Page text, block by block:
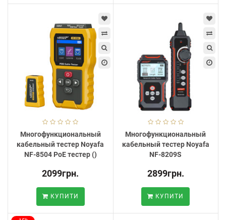
Многофункциональный
кабельный тестер Noyafa
NF-8504 PoE тестер ()
2099грн.
КУПИТИ
Многофункциональный
кабельный тестер Noyafa
NF-8209S
2899грн.
КУПИТИ